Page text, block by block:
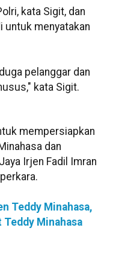
kata Sigit, dan
untuk menyatakan
pelanggar dan
kata Sigit.
mempersiapkan
dan
Irjen Fadil Imran
Teddy Minahasa,
Minahasa